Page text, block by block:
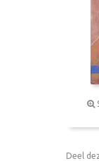
Deel